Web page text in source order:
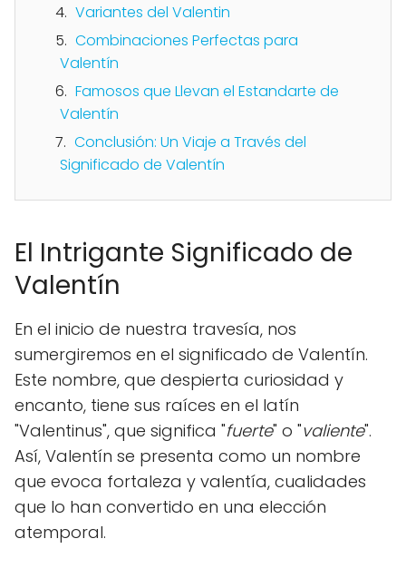
Variantes del Valentin
Combinaciones Perfectas para
Valentín
Famosos que Llevan el Estandarte de
Valentín
Conclusión: Un Viaje a Través del
Significado de Valentín
El Intrigante Significado de
Valentín
En el inicio de nuestra travesía, nos
sumergiremos en el significado de Valentín.
Este nombre, que despierta curiosidad y
encanto, tiene sus raíces en el latín
"Valentinus", que significa "fuerte" o "valiente".
Así, Valentín se presenta como un nombre
que evoca fortaleza y valentía, cualidades
que lo han convertido en una elección
atemporal.